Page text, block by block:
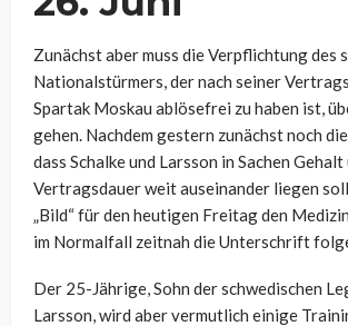
Zunächst aber muss die Verpflichtung des
Nationalstürmers, der nach seiner
Spartak Moskau ablösefrei zu haben ist,
gehen. Nachdem gestern zunächst noch
dass Schalke und Larsson in Sachen Gehalt
Vertragsdauer weit auseinander liegen
„Bild“ für den heutigen Freitag den
im Normalfall zeitnah die Unterschrift
Der 25-Jährige, Sohn der schwedischen
Larsson, wird aber vermutlich einige